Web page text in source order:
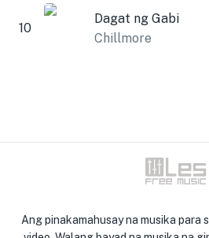
10
Dagat ng Gabi
Chillmore
Ang pinakamahusay na musika para